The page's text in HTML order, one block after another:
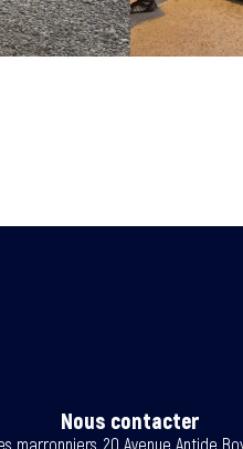
Nous contacter
marronniers, 20 Avenue Antide